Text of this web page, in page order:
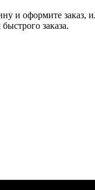
и оформите заказ,
заказа.